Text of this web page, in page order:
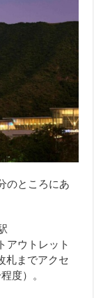
のところにあ
アウトレット
札までアクセ
度）。